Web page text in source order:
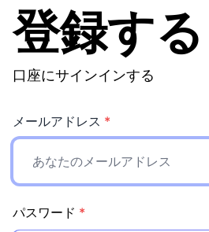
登録する
口座にサインインする
メールアドレス *
パスワード *